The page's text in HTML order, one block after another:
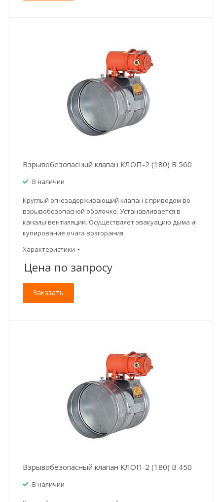
Взрывобезопасный клапан КЛОП-2 (180) В 560
В наличии
Круглый огнезадерживающий клапан с приводом во
взрывобезопасной оболочке. Устанавливается в
каналы вентиляции. Осуществляет эвакуацию дыма и
купирование очага возгорания.
Характеристики
Цена по запросу
Заказать
Взрывобезопасный клапан КЛОП-2 (180) В 450
В наличии